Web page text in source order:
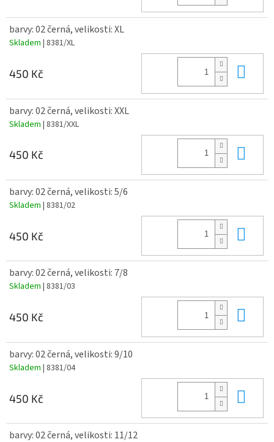
barvy: 02 černá, velikosti: XL
Skladem | 8381/XL
450 Kč
barvy: 02 černá, velikosti: XXL
Skladem | 8381/XXL
450 Kč
barvy: 02 černá, velikosti: 5/6
Skladem | 8381/02
450 Kč
barvy: 02 černá, velikosti: 7/8
Skladem | 8381/03
450 Kč
barvy: 02 černá, velikosti: 9/10
Skladem | 8381/04
450 Kč
barvy: 02 černá, velikosti: 11/12